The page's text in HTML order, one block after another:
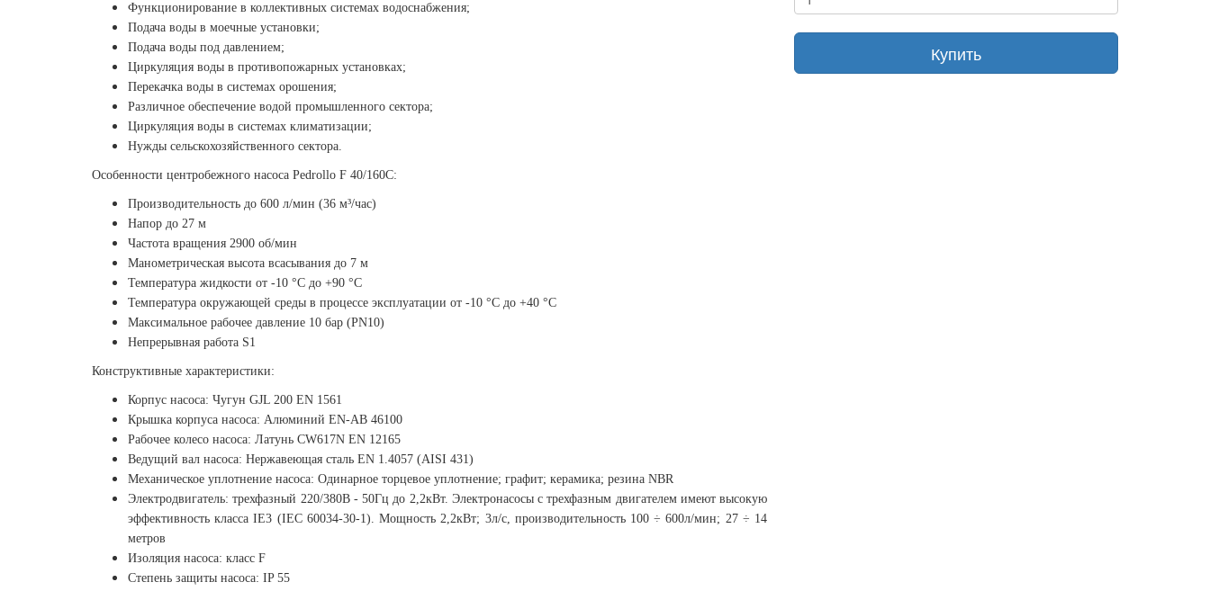
Функционирование в коллективных системах водоснабжения;
Подача воды в моечные установки;
Подача воды под давлением;
Циркуляция воды в противопожарных установках;
Перекачка воды в системах орошения;
Различное обеспечение водой промышленного сектора;
Циркуляция воды в системах климатизации;
Нужды сельскохозяйственного сектора.
Особенности центробежного насоса Pedrollo F 40/160C:
Производительность до 600 л/мин (36 м³/час)
Напор до 27 м
Частота вращения 2900 об/мин
Манометрическая высота всасывания до 7 м
Температура жидкости от -10 °C до +90 °C
Температура окружающей среды в процессе эксплуатации от -10 °C до +40 °C
Максимальное рабочее давление 10 бар (PN10)
Непрерывная работа S1
Конструктивные характеристики:
Корпус насоса: Чугун GJL 200 EN 1561
Крышка корпуса насоса: Алюминий EN-AB 46100
Рабочее колесо насоса: Латунь CW617N EN 12165
Ведущий вал насоса: Нержавеющая сталь EN 1.4057 (AISI 431)
Механическое уплотнение насоса: Одинарное торцевое уплотнение; графит; керамика; резина NBR
Электродвигатель: трехфазный 220/380В - 50Гц до 2,2кВт. Электронасосы с трехфазным двигателем имеют высокую
эффективность класса IE3 (IEC 60034-30-1). Мощность 2,2кВт; 3л/с, производительность 100 ÷ 600л/мин; 27 ÷ 14
метров
Изоляция насоса: класс F
Степень защиты насоса: IP 55
Купить